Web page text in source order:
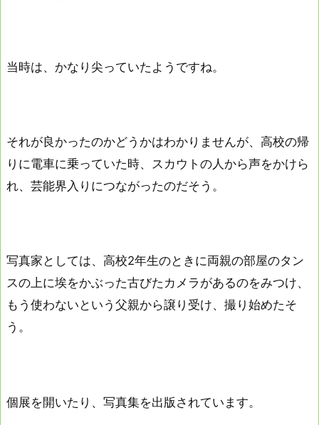
当時は、かなり尖っていたようですね。
それが良かったのかどうかはわかりませんが、高校の帰
りに電車に乗っていた時、スカウトの人から声をかけら
れ、芸能界入りにつながったのだそう。
写真家としては、高校2年生のときに両親の部屋のタン
スの上に埃をかぶった古びたカメラがあるのをみつけ、
もう使わないという父親から譲り受け、撮り始めたそ
う。
個展を開いたり、写真集を出版されています。